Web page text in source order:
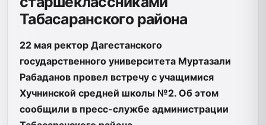
Табасаранского района
22 мая ректор Дагестанского
государственного университета Муртазали
Рабаданов провел встречу с учащимися
Хучнинской средней школы №2. Об этом
сообщили в пресс-службе администрации